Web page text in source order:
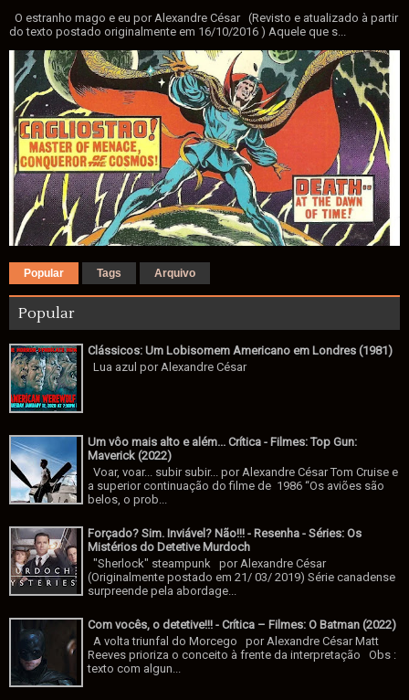
O estranho mago e eu por Alexandre César (Revisto e atualizado à partir
do texto postado originalmente em 16/10/2016 ) Aquele que s...
Popular Tags Arquivo
Popular
Clássicos: Um Lobisomem Americano em Londres (1981)
Lua azul por Alexandre César
Um vôo mais alto e além... Crítica - Filmes: Top Gun:
Maverick (2022)
Voar, voar... subir subir... por Alexandre César Tom Cruise e
a superior continuação do filme de 1986 “Os aviões são
belos, o prob...
Forçado? Sim. Inviável? Não!!! - Resenha - Séries: Os
Mistérios do Detetive Murdoch
"Sherlock" steampunk por Alexandre César
(Originalmente postado em 21/ 03/ 2019) Série canadense
surpreende pela abordage...
Com vocês, o detetive!!! - Crítica – Filmes: O Batman (2022)
A volta triunfal do Morcego por Alexandre César Matt
Reeves prioriza o conceito à frente da interpretação Obs :
texto com algun...